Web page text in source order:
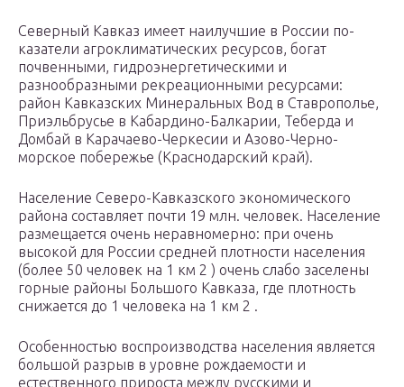
Северный Кавказ имеет наилучшие в России по­
казатели агроклиматических ресурсов, богат
почвенными, гидроэнерге­тическими и
разнообразными рекреационными ресурсами:
район Кавказских Минеральных Вод в Ставрополье,
Приэльбрусье в Кабарди­но-Балкарии, Теберда и
Домбай в Карачаево-Черкесии и Азово-Черно­
морское побережье (Краснодарский край).
Население Северо-Кавказского экономического
района составляет почти 19 млн. человек. Население
раз­мещается очень неравномерно: при очень
высокой для России средней плотности населения
(более 50 человек на 1 км 2 ) очень слабо заселены
горные районы Большого Кавказа, где плотность
снижается до 1 чело­века на 1 км 2 .
Особенностью воспроизводства населения является
большой разрыв в уровне рождаемости и
естественного прироста между русскими и